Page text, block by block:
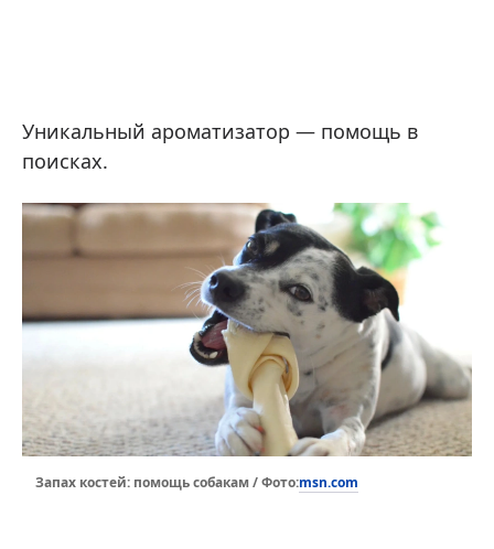
Уникальный ароматизатор — помощь в
поисках.
Запах костей: помощь собакам / Фото:msn.com